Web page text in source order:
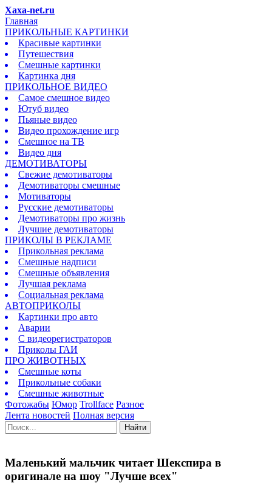
Xaxa-net.ru
Главная
ПРИКОЛЬНЫЕ КАРТИНКИ
Красивые картинки
Путешествия
Смешные картинки
Картинка дня
ПРИКОЛЬНОЕ ВИДЕО
Самое смешное видео
Ютуб видео
Пьяные видео
Видео прохождение игр
Смешное на ТВ
Видео дня
ДЕМОТИВАТОРЫ
Свежие демотиваторы
Демотиваторы смешные
Мотиваторы
Русские демотиваторы
Демотиваторы про жизнь
Лучшие демотиваторы
ПРИКОЛЫ В РЕКЛАМЕ
Прикольная реклама
Смешные надписи
Смешные объявления
Лучшая реклама
Социальная реклама
АВТОПРИКОЛЫ
Картинки про авто
Аварии
С видеорегистраторов
Приколы ГАИ
ПРО ЖИВОТНЫХ
Смешные коты
Прикольные собаки
Смешные животные
Фотожабы Юмор Trollface Разное
Лента новостей Полная версия
Найти
Маленький мальчик читает Шекспира в
оригинале на шоу "Лучше всех"